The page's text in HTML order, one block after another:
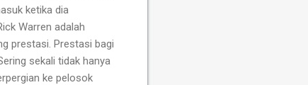
ketika dia
Warren adalah
prestasi. Prestasi bagi
sekali tidak hanya
ke pelosok